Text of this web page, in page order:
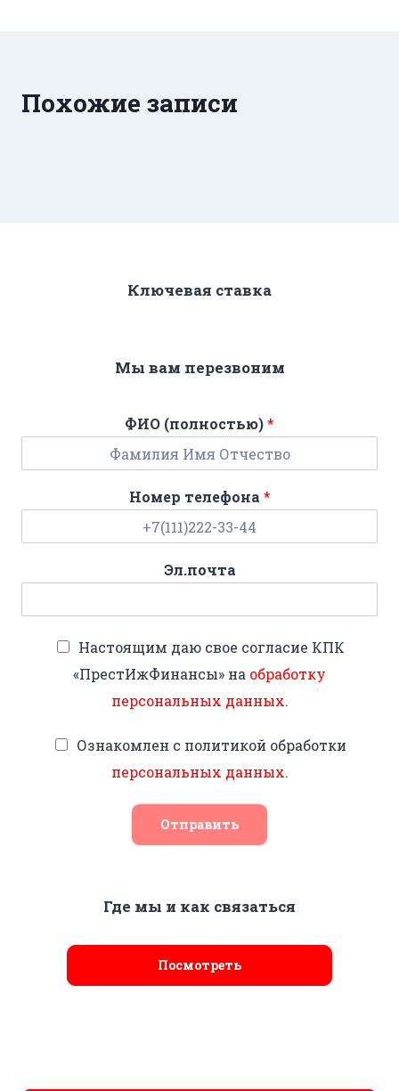
Похожие записи
Ключевая ставка
Мы вам перезвоним
ФИО (полностью)*
Номер телефона *
Эл.почта
Настоящим даю свое согласие КПК
«ПрестИжФинансы» на обработку
персональных данных.
Ознакомлен с политикой обработки
персональных данных.
Отправить
Где мы и как связаться
Посмотреть